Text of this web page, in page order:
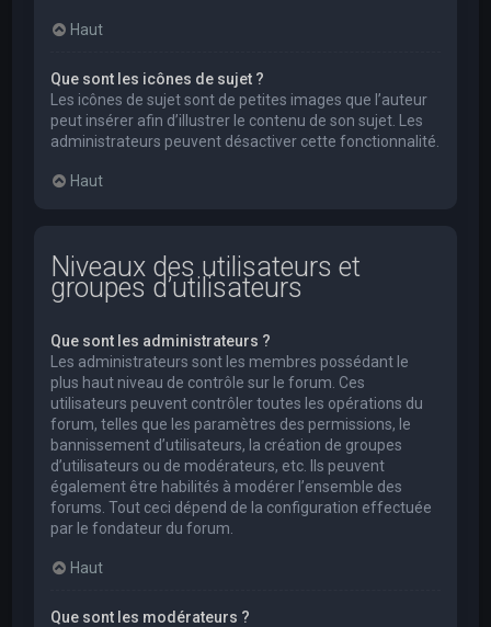
Haut
Que sont les icônes de sujet ?
Les icônes de sujet sont de petites images que l’auteur
peut insérer afin d’illustrer le contenu de son sujet. Les
administrateurs peuvent désactiver cette fonctionnalité.
Haut
Niveaux des utilisateurs et
groupes d’utilisateurs
Que sont les administrateurs ?
Les administrateurs sont les membres possédant le
plus haut niveau de contrôle sur le forum. Ces
utilisateurs peuvent contrôler toutes les opérations du
forum, telles que les paramètres des permissions, le
bannissement d’utilisateurs, la création de groupes
d’utilisateurs ou de modérateurs, etc. Ils peuvent
également être habilités à modérer l’ensemble des
forums. Tout ceci dépend de la configuration effectuée
par le fondateur du forum.
Haut
Que sont les modérateurs ?